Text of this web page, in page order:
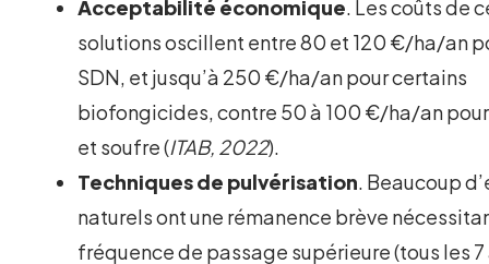
Acceptabilité économique. Les coûts de
solutions oscillent entre 80 et 120 €/ha/an
SDN, et jusqu’à 250 €/ha/an pour certains
biofongicides, contre 50 à 100 €/ha/an
et soufre (ITAB, 2022).
Techniques de pulvérisation. Beaucoup
naturels ont une rémanence brève
fréquence de passage supérieure (tous les 7